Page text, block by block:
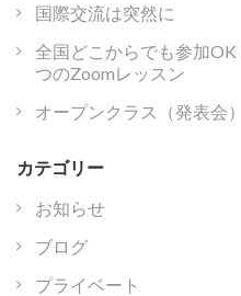
国際交流は突然に
全国どこからでも参加OK
つのZoomレッスン
オープンクラス（発表会
カテゴリー
お知らせ
ブログ
プライベート